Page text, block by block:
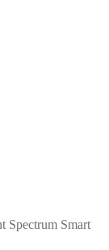
Spectrum Smart